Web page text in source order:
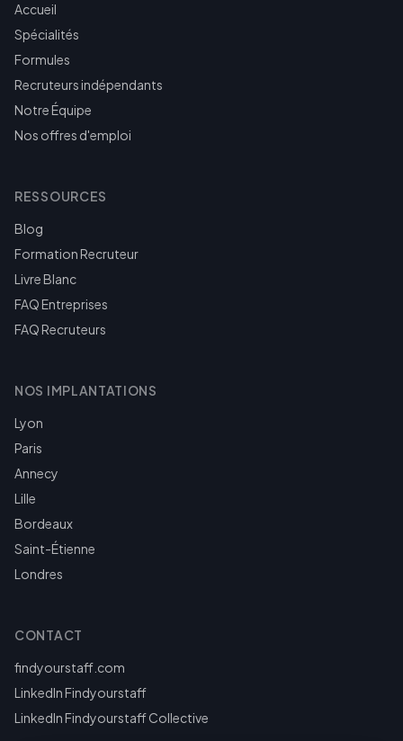
Accueil
Spécialités
Formules
Recruteurs indépendants
Notre Équipe
Nos offres d'emploi
RESSOURCES
Blog
Formation Recruteur
Livre Blanc
FAQ Entreprises
FAQ Recruteurs
NOS IMPLANTATIONS
Lyon
Paris
Annecy
Lille
Bordeaux
Saint-Étienne
Londres
CONTACT
findyourstaff.com
LinkedIn Findyourstaff
LinkedIn Findyourstaff Collective